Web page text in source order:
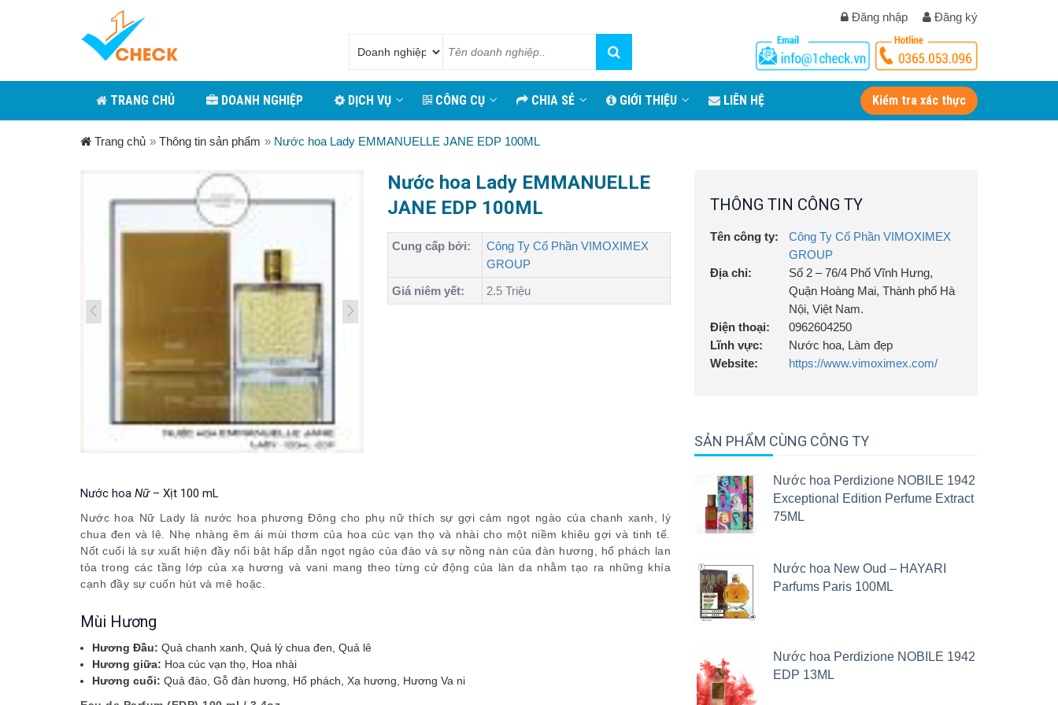
Đăng nhập Đăng ký
TRANG CHỦ DOANH NGHIỆP DỊCH VỤ CÔNG CỤ CHIA SẺ GIỚI THIỆU LIÊN HỆ Kiểm tra xác thực
Trang chủ » Thông tin sản phẩm » Nước hoa Lady EMMANUELLE JANE EDP 100ML
Nước hoa Lady EMMANUELLE
JANE EDP 100ML
Cung cấp bởi:
Công Ty Cổ Phần VIMOXIMEX
GROUP
Giá niêm yết:
2.5 Triệu
Nước hoa Nữ– Xịt 100 mL
Nước hoa Nữ Lady là nước hoa phương Đông cho phụ nữ thích sự gợi cảm ngọt ngào của chanh xanh, lý
chua đen và lê. Nhẹ nhàng êm ái mùi thơm của hoa cúc vạn thọ và nhài cho một niềm khiêu gợi và tinh tế.
Nốt cuối là sự xuất hiện đầy nổi bật hấp dẫn ngọt ngào của đào và sự nồng nàn của đàn hương, hổ phách lan
tỏa trong các tầng lớp của xạ hương và vani mang theo từng cử động của làn da nhằm tạo ra những khía
cạnh đầy sự cuốn hút và mê hoặc.
Mùi Hương
Hương Đầu: Quả chanh xanh, Quả lý chua đen, Quả lê
Hương giữa: Hoa cúc vạn thọ, Hoa nhài
Hương cuối: Quả đào, Gỗ đàn hương, Hổ phách, Xạ hương, Hương Va ni
THÔNG TIN CÔNG TY
Tên công ty:
Công Ty Cổ Phần VIMOXIMEX
GROUP
Địa chỉ:
Số 2 – 76/4 Phố Vĩnh Hưng,
Quận Hoàng Mai, Thành phố Hà
Nội, Việt Nam.
Điện thoại:
0962604250
Lĩnh vực:
Nước hoa, Làm đẹp
Website:
https://www.vimoximex.com/
SẢN PHẨM CÙNG CÔNG TY
Nước hoa Perdizione NOBILE 1942
Exceptional Edition Perfume Extract
75ML
Nước hoa New Oud – HAYARI
Parfums Paris 100ML
Nước hoa Perdizione NOBILE 1942
EDP 13ML